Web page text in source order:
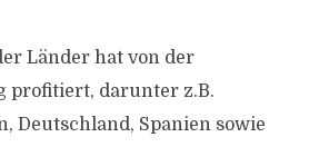
Länder hat von der
profitiert, darunter z.B.
Deutschland, Spanien sowie